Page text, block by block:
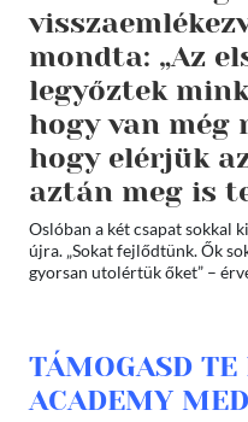
mondta: „Az
legyőztek
hogy van még
hogy elérjük
aztán meg is
Oslóban a két csapat sokkal
újra. „Sokat fejlődtünk. Ők
gyorsan utolértük őket” –
TÁMOGASD
ACADEMY